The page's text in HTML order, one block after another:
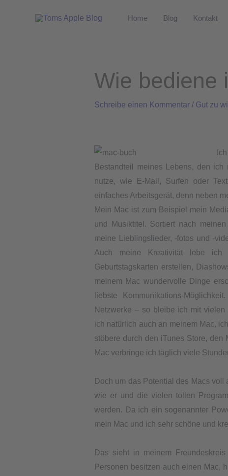
Home Blog Kontakt
Wie bediene
Schreibe einen Kommentar / Gut zu
Bestandteil meines Lebens, den
nutze, wie E-Mail, Surfen oder
einfaches Arbeitsgerät, denn neben
Mein Mac ist zum Beispiel mein
und Musiktitel. Sortiert nach
meine Lieblingslieder, -fotos und -
Auch meine Kreativität lebe ich
Geburtstagskarten erstellen,
meinem Mac wundervolle Dinge
liebste Kommunikations-
Netzwerke – so bleibe ich mit
ich natürlich auch an meinem Mac,
stöbere durch den iTunes Store, den
Mac verbringe ich täglich viele
Doch um das Potential des Macs
wie er und die vielen tollen
werden. Da ich ein sogenannter
mein Mac und ich sehr schöne und
Das sieht in meinem
Personen besitzen auch einen Mac,